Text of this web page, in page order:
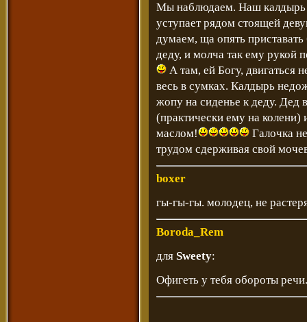
Мы наблюдаем. Наш калдырь
уступает рядом стоящей
думаем, ща опять
деду, и молча так ему рукой
А там, ей Богу, двигаться
весь в сумках. Калдырь
жопу на сиденье к деду. Дед
(практически ему на колени)
маслом!
Галочка
трудом сдерживая свой
boxer
гы-гы-гы. молодец, не
Boroda_Rem
для Sweety:
Офигеть у тебя обороты